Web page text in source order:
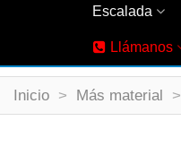
Escalada
Llámanos
Inicio > Más material >